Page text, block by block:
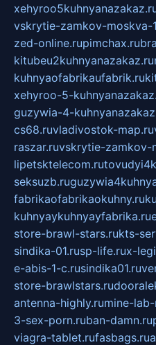
vskrytie-zamkov-moskva-
zed-online.rupimchax.ru
kitubeu2kuhnyanazakaz.ru
kuhnyaofabrikaufabrik.ru
xehyroo-5-
guzywia-4-
cs68.ruvladivostok-map.ru
raszar.ruvskrytie-zamkov-
lipetsktelecom.ru
seksuzb.ru
fabrikaofabrikaokuhny.ru
kuhnyaykuhnyayfabrika.ru
store-brawl-stars.rukts-
sindika-01.rusp-life.rux-
e-abis-1-c.rusindika01.ru
store-brawlstars.ru
antenna-highly.rumine-
3-sex-porn.ruban-damn.ru
viagra-tablet.rufasbags.ru